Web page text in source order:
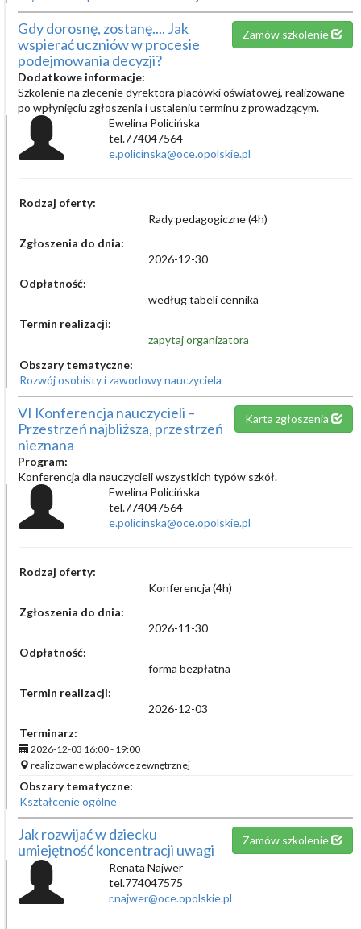
Gdy dorosnę, zostanę.... Jak
wspierać uczniów w procesie
podejmowania decyzji?
Zamów szkolenie
Dodatkowe informacje:
Szkolenie na zlecenie dyrektora placówki oświatowej, realizowane
po wpłynięciu zgłoszenia i ustaleniu terminu z prowadzącym.
Ewelina Policińska
tel.774047564
e.policinska@oce.opolskie.pl
Rodzaj oferty:
Rady pedagogiczne (4h)
Zgłoszenia do dnia:
2026-12-30
Odpłatność:
według tabeli cennika
Termin realizacji:
zapytaj organizatora
Obszary tematyczne:
Rozwój osobisty i zawodowy nauczyciela
VI Konferencja nauczycieli –
Przestrzeń najbliższa, przestrzeń
nieznana
Karta zgłoszenia
Program:
Konferencja dla nauczycieli wszystkich typów szkół.
Ewelina Policińska
tel.774047564
e.policinska@oce.opolskie.pl
Rodzaj oferty:
Konferencja (4h)
Zgłoszenia do dnia:
2026-11-30
Odpłatność:
forma bezpłatna
Termin realizacji:
2026-12-03
Terminarz:
2026-12-03 16:00 - 19:00
realizowane w placówce zewnętrznej
Obszary tematyczne:
Kształcenie ogólne
Jak rozwijać w dziecku
umiejętność koncentracji uwagi
Zamów szkolenie
Renata Najwer
tel.774047575
r.najwer@oce.opolskie.pl